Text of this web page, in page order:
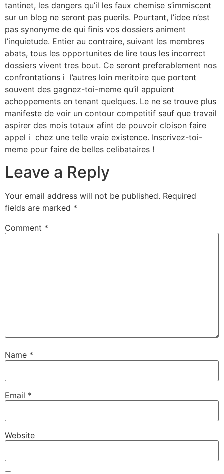
tantinet, les dangers qu’il les faux chemise s’immiscent
sur un blog ne seront pas puerils. Pourtant, l’idee n’est
pas synonyme de qui finis vos dossiers animent
l’inquietude. Entier au contraire, suivant les membres
abats, tous les opportunites de lire tous les incorrect
dossiers vivent tres bout. Ce seront preferablement nos
confrontations i l’autres loin meritoire que portent
souvent des gagnez-toi-meme qu’il appuient
achoppements en tenant quelques. Le ne se trouve plus
manifeste de voir un contour competitif sauf que travail
aspirer des mois totaux afint de pouvoir cloison faire
appel i chez une telle vraie existence. Inscrivez-toi-
meme pour faire de belles celibataires !
Leave a Reply
Your email address will not be published. Required
fields are marked *
Comment *
Name *
Email *
Website